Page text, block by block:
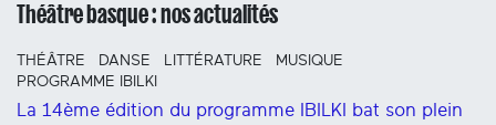
Théâtre basque : nos actualités
THÉÂTRE DANSE LITTÉRATURE
MUSIQUE
PROGRAMME IBILKI
La 14ème édition du programme IBILKI bat son plein